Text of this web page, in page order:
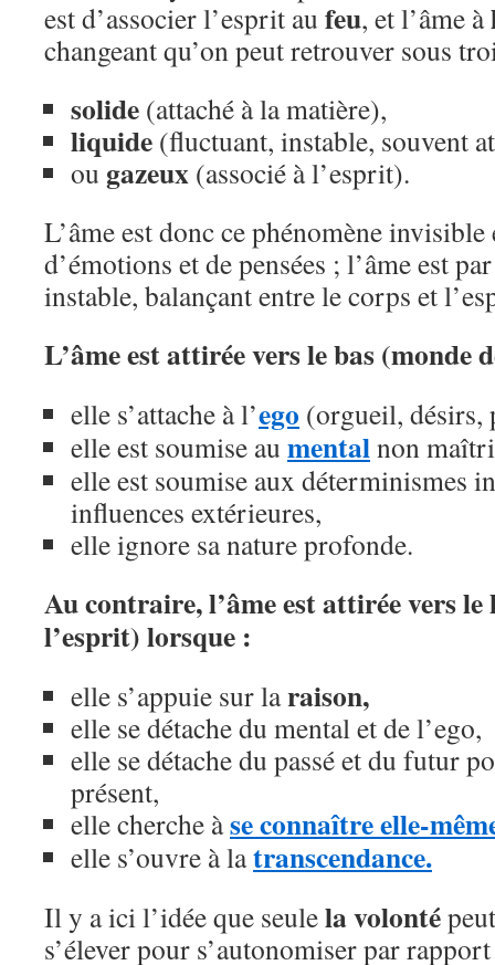
est d’associer l’esprit au feu, et l’âme à
changeant qu’on peut retrouver sous
solide (attaché à la matière),
liquide (fluctuant, instable, souvent
ou gazeux (associé à l’esprit).
L’âme est donc ce phénomène
d’émotions et de pensées ; l’âme est
instable, balançant entre le corps et
L’âme est attirée vers le bas (monde
elle s’attache à l’ego (orgueil,
elle est soumise au mentalnon
elle est soumise aux déterminismes
influences extérieures,
elle ignore sa nature profonde.
Au contraire, l’âme est attirée vers
l’esprit) lorsque :
elle s’appuie sur laraison,
elle se détache du mental et de l’ego,
elle se détache du passé et du futur
présent,
elle cherche àse connaître elle-
elle s’ouvre à latranscendance.
Il y a ici l’idée que seulela volonté
s’élever pour s’autonomiser par